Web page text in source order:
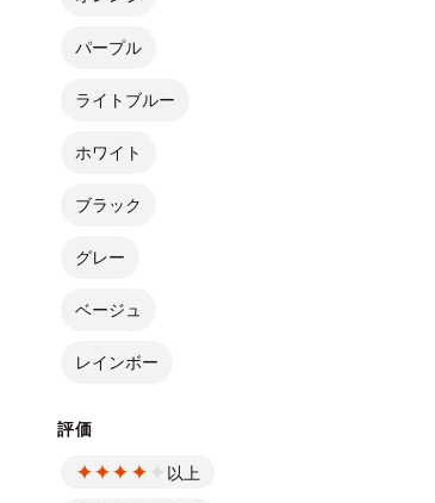
パープル
ライトブルー
ホワイト
ブラック
グレー
ベージュ
レインボー
評価
以上